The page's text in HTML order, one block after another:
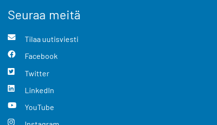
Seuraa meitä
Tilaa uutisviesti
Facebook
Twitter
LinkedIn
YouTube